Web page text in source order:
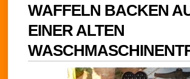
WAFFELN BACKEN
EINER ALTEN